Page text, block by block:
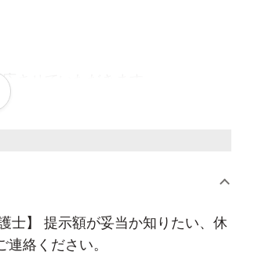
させていただきます。
ることができます。
られると思います。
し、まずはお気軽にご相談いただ
士】 提示額が妥当か知りたい、休
絡ください。